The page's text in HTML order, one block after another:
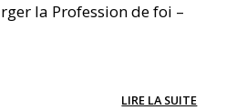
la Profession de foi –
LIRE LA SUITE